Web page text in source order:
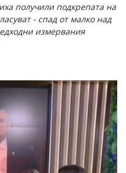
получили подкрепата на
- спад от малко над
измервания